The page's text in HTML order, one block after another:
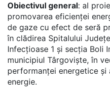
Obiectivul general: al
promovarea eficienței
de gaze cu efect de seră
în clădirea Spitalului
Infecțioase 1 și secția Boli
municipiul Târgoviște, în
performanței energetice și
energie.